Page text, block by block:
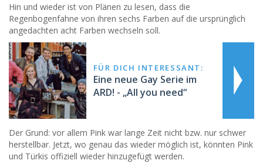
Hin und wieder ist von Plänen zu lesen, dass die
Regenbogenfahne von ihren sechs Farben auf die ursprünglich
angedachten acht Farben wechseln soll.
FÜR DICH INTERESSANT:
Eine neue Gay Serie im
ARD! - „All you need“
Der Grund: vor allem Pink war lange Zeit nicht bzw. nur schwer
herstellbar. Jetzt, wo genau das wieder möglich ist, könnten Pink
und Türkis offiziell wieder hinzugefügt werden.